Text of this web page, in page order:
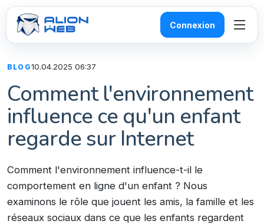
Connexion
BLOG10.04.2025 06:37
Comment l'environnement
influence ce qu'un enfant
regarde sur Internet
Comment l'environnement influence-t-il le
comportement en ligne d'un enfant ? Nous
examinons le rôle que jouent les amis, la famille et les
réseaux sociaux dans ce que les enfants regardent